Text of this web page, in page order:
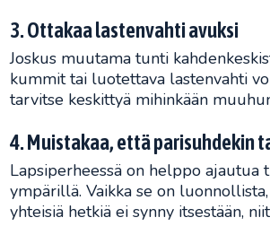
3. Ottakaa lastenvahti avuksi
Joskus muutama tunti
kummit tai luotettava lastenvahti
tarvitse keskittyä mihinkään
4. Muistakaa, että parisuhdekin
Lapsiperheessä on helppo ajautua
ympärillä. Vaikka se on
yhteisiä hetkiä ei synny itsestään,